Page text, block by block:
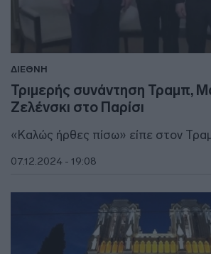
ΔΙΕΘΝΗ
Τριμερής συνάντηση Τραμπ,
Ζελένσκι στο Παρίσι
«Καλώς ήρθες πίσω» είπε στον
07.12.2024 - 19:08